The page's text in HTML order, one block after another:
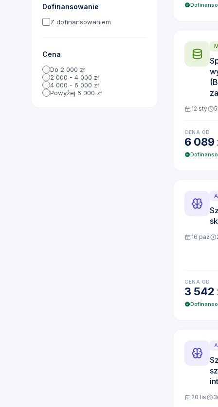
Dofinansowanie
Z dofinansowaniem
Cena
Do 2 000 zł
2 000 - 4 000 zł
4 000 - 6 000 zł
Powyżej 6 000 zł
12 sty
CENA OD
6 089
16 paź
CENA OD
3 542
20 lis